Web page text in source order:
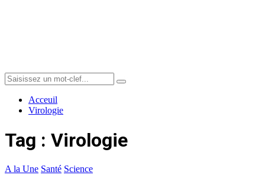
Search
for:
Search
Acceuil
Virologie
Tag : Virologie
A la Une Santé Science